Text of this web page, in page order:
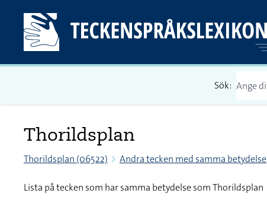
Sök:
Thorildsplan
Thorildsplan (06522) Andra tecken med samma betydelse
Lista på tecken som har samma betydelse som Thorildsplan